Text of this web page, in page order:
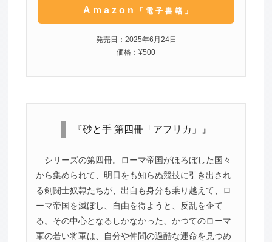
Amazon 「電子書籍」
発売日：2025年6月24日
価格：¥500
『砂と手 第四冊「アフリカ」』
シリーズの第四冊。ローマ帝国がほろぼした国々
から集められて、明日をも知らぬ競技に引き出され
る剣闘士奴隷たちが、出自も身分も乗り越えて、ロ
ーマ帝国を滅ぼし、自由を得ようと、反乱を企て
る。その中心となるしかなかった、かつてのローマ
軍の若い将軍は、自分や仲間の過酷な運命を見つめ